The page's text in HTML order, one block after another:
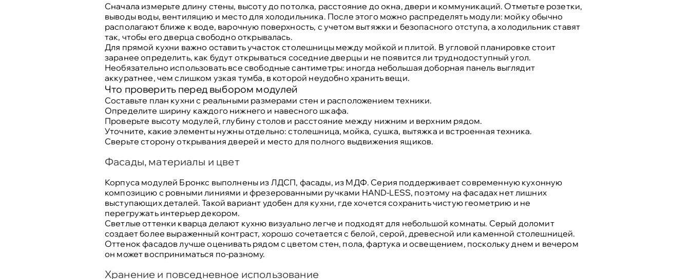
Сначала измерьте длину стены, высоту до потолка, расстояние до окна, двери и коммуникаций. Отметьте розетки,
выводы воды, вентиляцию и место для холодильника. После этого можно распределять модули: мойку обычно
располагают ближе к воде, варочную поверхность, с учетом вытяжки и безопасного отступа, а холодильник ставят
так, чтобы его дверца свободно открывалась.
Для прямой кухни важно оставить участок столешницы между мойкой и плитой. В угловой планировке стоит
заранее определить, как будут открываться соседние дверцы и не появится ли труднодоступный угол.
Необязательно использовать все свободные сантиметры: иногда небольшая доборная панель выглядит
аккуратнее, чем слишком узкая тумба, в которой неудобно хранить вещи.
Что проверить перед выбором модулей
Составьте план кухни с реальными размерами стен и расположением техники.
Определите ширину каждого нижнего и навесного шкафа.
Проверьте высоту модулей, глубину столов и расстояние между нижним и верхним рядом.
Уточните, какие элементы нужны отдельно: столешница, мойка, сушка, вытяжка и встроенная техника.
Сверьте сторону открывания дверей и место для полного выдвижения ящиков.
Фасады, материалы и цвет
Корпуса модулей Бронкс выполнены из ЛДСП, фасады, из МДФ. Серия поддерживает современную кухонную
композицию с ровными линиями и фрезерованными ручками HAND-LESS, поэтому на фасадах нет лишних
выступающих деталей. Такой вариант удобен для кухни, где хочется сохранить чистую геометрию и не
перегружать интерьер декором.
Светлые оттенки кварца делают кухню визуально легче и подходят для небольшой комнаты. Серый доломит
создает более выраженный контраст, хорошо сочетается с белой, серой, древесной или каменной столешницей.
Оттенок фасадов лучше оценивать рядом с цветом стен, пола, фартука и освещением, поскольку днем и вечером
он может восприниматься по-разному.
Хранение и повседневное использование